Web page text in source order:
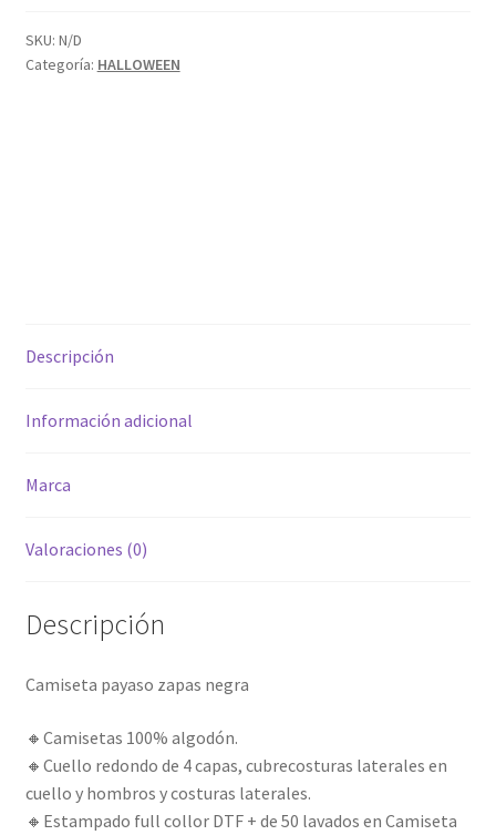
cantidad
SKU: N/D
Categoría: HALLOWEEN
Descripción
Información adicional
Marca
Valoraciones (0)
Descripción
Camiseta payaso zapas negra
🔸Camisetas 100% algodón.
🔸Cuello redondo de 4 capas, cubrecosturas laterales en
cuello y hombros y costuras laterales.
🔸Estampado full collor DTF + de 50 lavados en Camiseta